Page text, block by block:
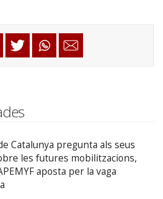
Catalunya pregunta als seus
les futures mobilitzacions,
aposta per la vaga